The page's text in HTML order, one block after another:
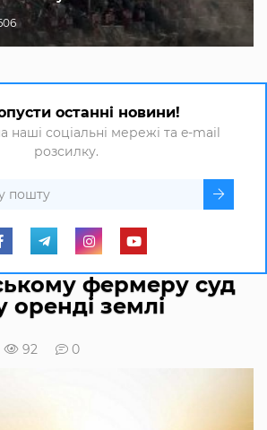
останні новини!
наші соціальні мережі та e-mail
розсилку.
фермеру суд
оренді землі
92 0